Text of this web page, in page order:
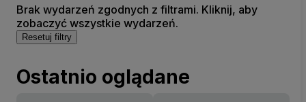
Brak wydarzeń zgodnych z filtrami. Kliknij, aby
zobaczyć wszystkie wydarzeń.
Resetuj filtry
Ostatnio oglądane